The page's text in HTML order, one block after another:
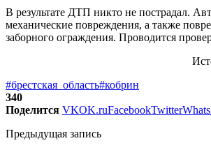
В результате ДТП никто не пострадал.
механические повреждения, а также
заборного ограждения. Проводится
#брестская_область#кобрин
340
Поделится VKOK.ruFacebookTwitter
Предыдущая запись